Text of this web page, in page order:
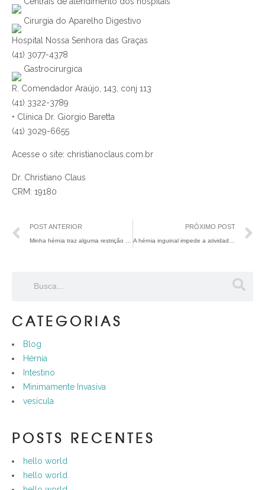
Cirurgia do Aparelho Digestivo
Hospital Nossa Senhora das Graças
(41) 3077-4378
Gastrocirurgica
R. Comendador Araújo, 143, conj 113
(41) 3322-3789
• Clínica Dr. Giorgio Baretta
(41) 3029-6655
Acesse o site: christianoclaus.com.br
Dr. Christiano Claus
CRM: 19180
POST ANTERIOR PRÓXIMO POST
CATEGORIAS
Blog
Hérnia
Intestino
Minimamente Invasiva
vesícula
POSTS RECENTES
hello world
hello world